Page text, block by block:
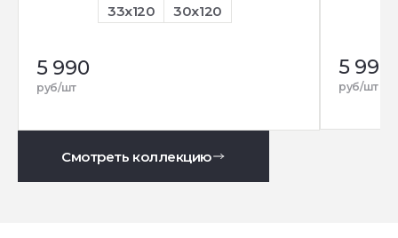
33x120 30x120
5 990
руб/шт
5 990
руб/шт
Смотреть коллекцию